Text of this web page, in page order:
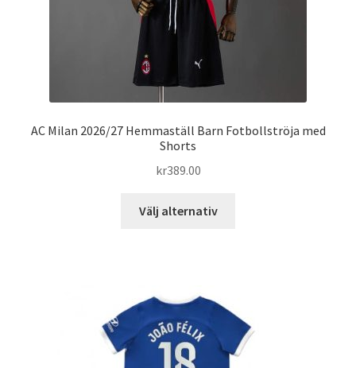
AC Milan 2026/27 Hemmaställ Barn Fotbollströja med
Shorts
kr389.00
Välj alternativ
De
olika
alternativen